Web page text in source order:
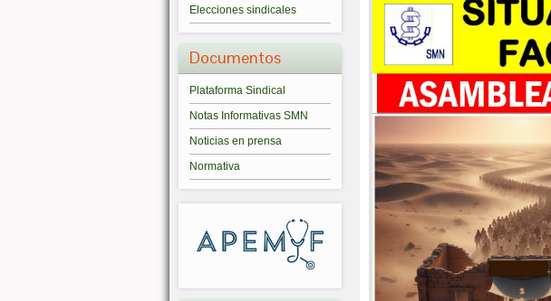
Elecciones sindicales
Documentos
Plataforma Sindical
Notas Informativas SMN
Noticias en prensa
Normativa